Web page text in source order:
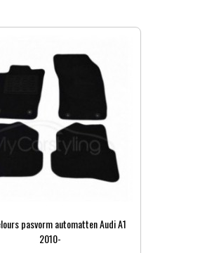
pasvorm automatten Audi A1
2010-